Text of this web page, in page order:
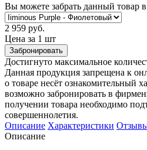
Вы можете забрать данный товар
2 959 руб.
Цена за 1 шт
Забронировать
Достигнуто максимальное
Данная продукция запрещена к
о товаре несёт ознакомительный
возможно забронировать в
получении товара необходимо
совершеннолетия.
Описание Характеристики
Описание